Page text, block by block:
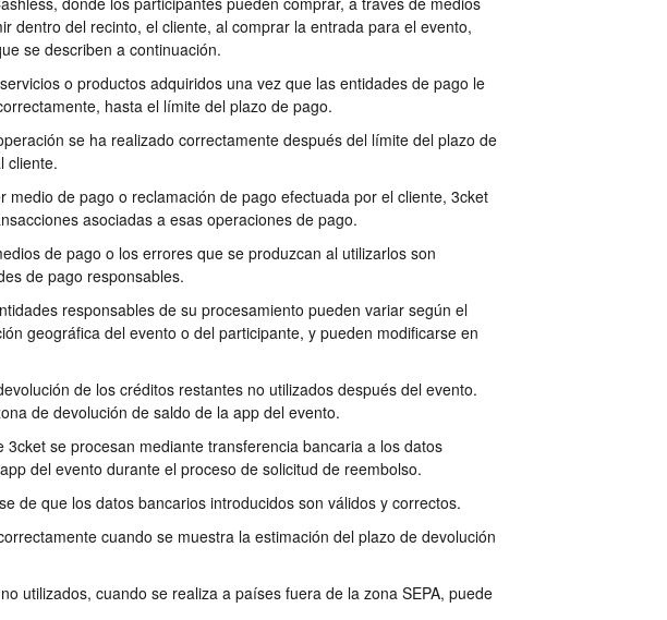
dentro del recinto, el cliente, al comprar la entrada para el evento,
se describen a continuación.
o productos adquiridos una vez que las entidades de pago le
hasta el límite del plazo de pago.
se ha realizado correctamente después del límite del plazo de
cliente.
medio de pago o reclamación de pago efectuada por el cliente, 3cket
asociadas a esas operaciones de pago.
de pago o los errores que se produzcan al utilizarlos son
de pago responsables.
responsables de su procesamiento pueden variar según el
geográfica del evento o del participante, y pueden modificarse en
de los créditos restantes no utilizados después del evento.
de devolución de saldo de la app del evento.
se procesan mediante transferencia bancaria a los datos
del evento durante el proceso de solicitud de reembolso.
de que los datos bancarios introducidos son válidos y correctos.
cuando se muestra la estimación del plazo de devolución
utilizados, cuando se realiza a países fuera de la zona SEPA, puede